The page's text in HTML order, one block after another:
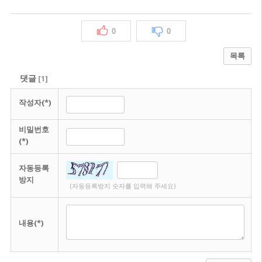
0 0
목록
댓글[1]
작성자(*)
비밀번호
(*)
자동등록
방지
(자동등록방지 숫자를 입력해 주세요)
내용(*)